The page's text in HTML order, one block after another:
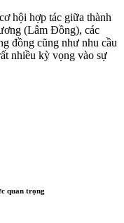
hội hợp tác giữa thành
(Lâm Đồng), các
đồng cũng như nhu cầu
nhiều kỳ vọng vào sự
quan trọng